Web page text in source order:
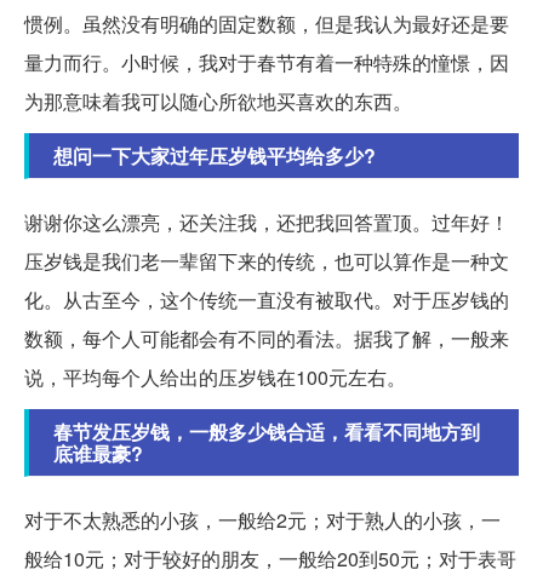
惯例。虽然没有明确的固定数额，但是我认为最好还是要
量力而行。小时候，我对于春节有着一种特殊的憧憬，因
为那意味着我可以随心所欲地买喜欢的东西。
想问一下大家过年压岁钱平均给多少?
谢谢你这么漂亮，还关注我，还把我回答置顶。过年好！
压岁钱是我们老一辈留下来的传统，也可以算作是一种文
化。从古至今，这个传统一直没有被取代。对于压岁钱的
数额，每个人可能都会有不同的看法。据我了解，一般来
说，平均每个人给出的压岁钱在100元左右。
春节发压岁钱，一般多少钱合适，看看不同地方到
底谁最豪?
对于不太熟悉的小孩，一般给2元；对于熟人的小孩，一
般给10元；对于较好的朋友，一般给20到50元；对于表哥